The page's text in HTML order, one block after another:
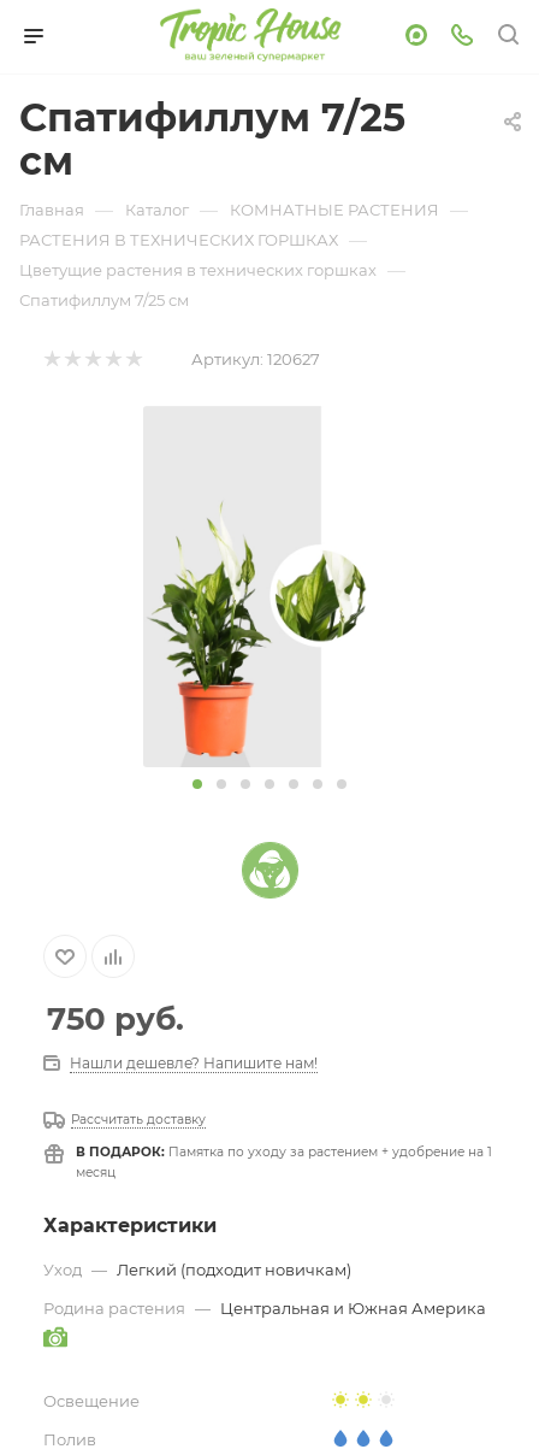
Спатифиллум 7/25
см
Главная — Каталог — КОМНАТНЫЕ РАСТЕНИЯ —
РАСТЕНИЯ В ТЕХНИЧЕСКИХ ГОРШКАХ —
Цветущие растения в технических горшках —
Спатифиллум 7/25 см
Артикул: 120627
750 руб.
Нашли дешевле? Напишите нам!
Рассчитать доставку
В ПОДАРОК: Памятка по уходу за растением + удобрение на 1
месяц
Характеристики
Уход — Легкий (подходит новичкам)
Родина растения — Центральная и Южная Америка
Освещение
Полив